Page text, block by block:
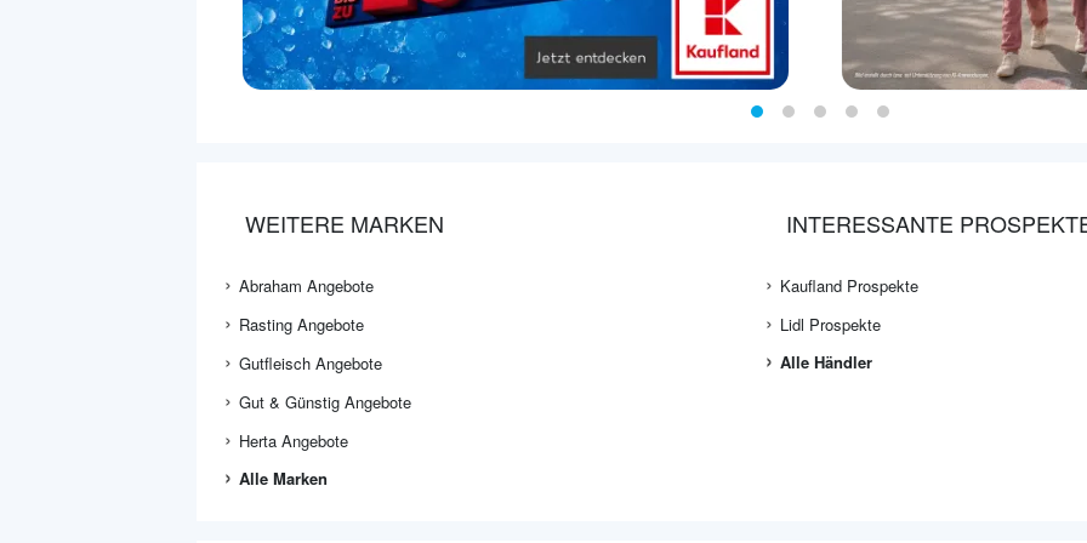
WEITERE MARKEN
Abraham Angebote
Rasting Angebote
Gutfleisch Angebote
Gut & Günstig Angebote
Herta Angebote
Alle Marken
INTERESSANTE
Kaufland Prospekte
Lidl Prospekte
Alle Händler